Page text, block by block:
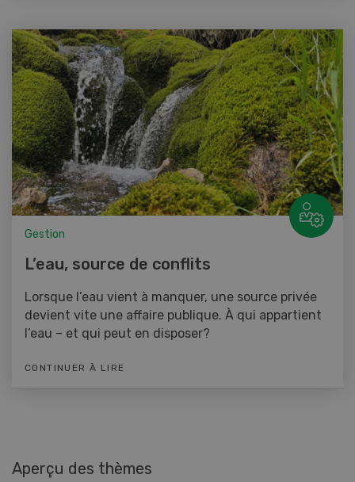
Gestion
L’eau, source de conflits
Lorsque l’eau vient à manquer, une source privée
devient vite une affaire publique. À qui appartient
l’eau – et qui peut en disposer?
CONTINUER À LIRE
Aperçu des thèmes